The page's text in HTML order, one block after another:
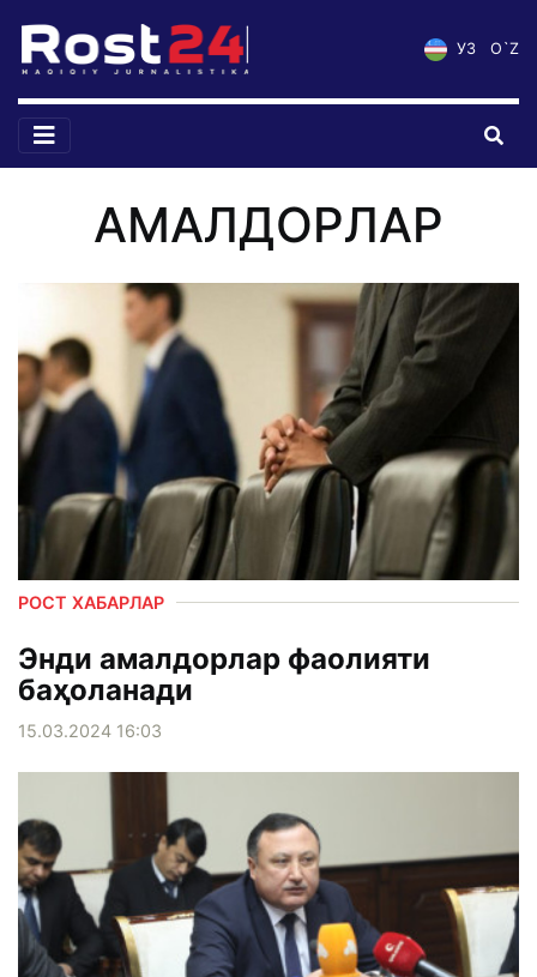
УЗ O`Z
АМАЛДОРЛАР
РОСТ ХАБАРЛАР
Энди амалдорлар фаолияти
баҳоланади
15.03.2024 16:03